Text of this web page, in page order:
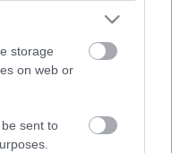
storage
on web or
sent to
a John Wick, amely
a kedélyeket.
egyetlen barátja
feleségétől kapott. A
után ez a kis életke